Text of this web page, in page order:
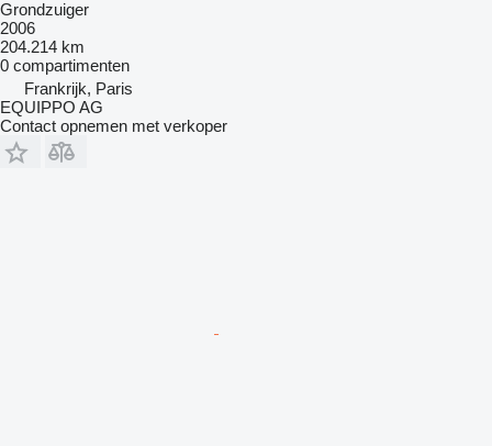
Grondzuiger
2006
204.214 km
0 compartimenten
Frankrijk, Paris
EQUIPPO AG
Contact opnemen met verkoper